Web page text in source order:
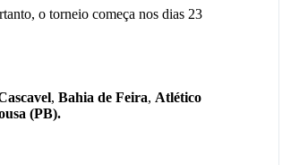
o torneio começa nos dias 23
, Bahia de Feira, Atlético
(PB).